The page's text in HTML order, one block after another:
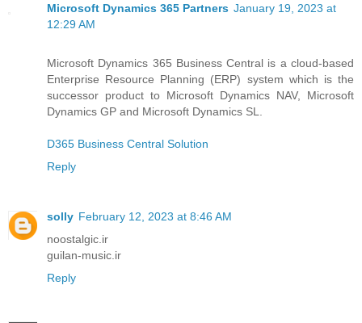
Microsoft Dynamics 365 Partners January 19, 2023 at
12:29 AM
Microsoft Dynamics 365 Business Central is a cloud-based
Enterprise Resource Planning (ERP) system which is the
successor product to Microsoft Dynamics NAV, Microsoft
Dynamics GP and Microsoft Dynamics SL.
D365 Business Central Solution
Reply
solly February 12, 2023 at 8:46 AM
noostalgic.ir
guilan-music.ir
Reply